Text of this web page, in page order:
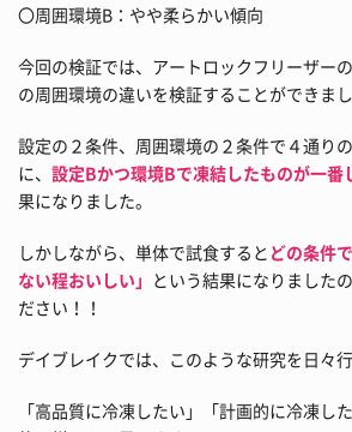
〇周囲環境B：やや柔らかい傾向
今回の検証では、アートロックフリーザー
の周囲環境の違いを検証することができまし
設定の２条件、周囲環境の２条件で４通り
に、 設定Bかつ環境Bで凍結したものが一番
果になりました。
しかしながら、単体で試食すると どの条件
ない程おいしい」 という結果になりました
ださい！！
デイブレイクでは、このような研究を日々行
「高品質に冷凍したい」「計画的に冷凍し